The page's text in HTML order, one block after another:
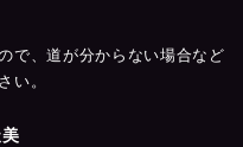
で、道が分からない場合など
い。